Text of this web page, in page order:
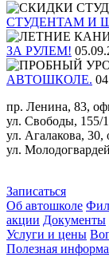
СТУДЕНТАМ И
ЗА РУЛЕМ!
АВТОШКОЛЕ.
пр. Ленина, 83,
ул. Свободы, 155/
ул. Агалакова, 30,
ул.
Записаться
Об автошколе
акции Документы
Услуги и цены
Полезная